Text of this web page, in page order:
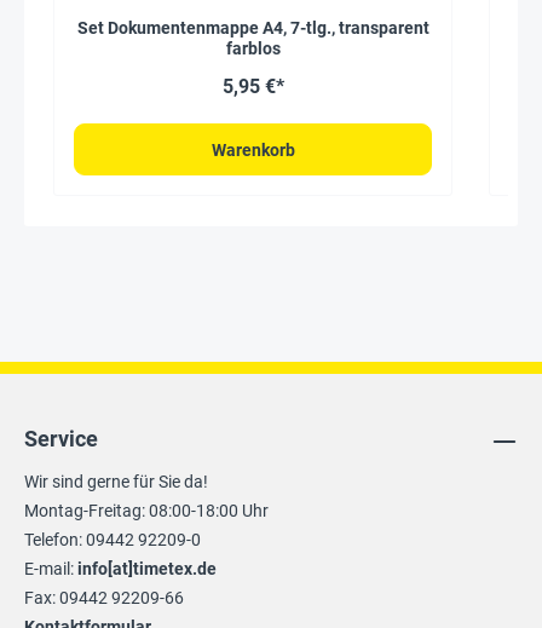
Set Dokumentenmappe A4, 7-tlg., transparent
farblos
5,95 €*
Warenkorb
Service
Wir sind gerne für Sie da!
Montag-Freitag: 08:00-18:00 Uhr
Telefon: 09442 92209-0
E-mail:info[at]timetex.de
Fax: 09442 92209-66